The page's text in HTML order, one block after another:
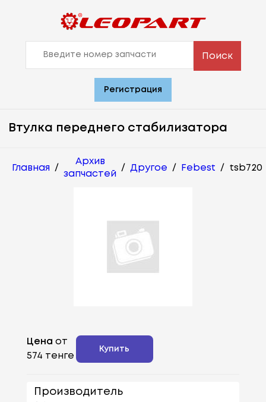
Поиск
Регистрация
Втулка переднего стабилизатора
Главная /
Архив
запчастей
/ Другое / Febest / tsb720
Цена от
574 тенге
Купить
Производитель